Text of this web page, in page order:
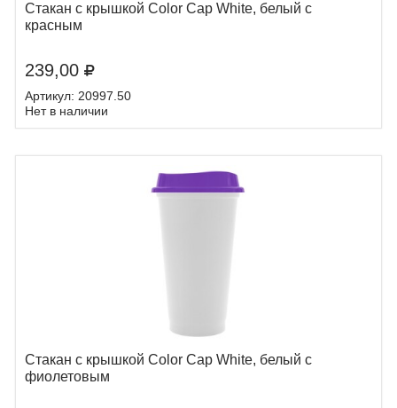
Стакан с крышкой Color Cap White, белый с
красным
239,00
Артикул: 20997.50
Нет в наличии
Стакан с крышкой Color Cap White, белый с
фиолетовым